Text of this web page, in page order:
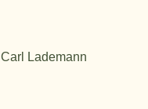
Lademann